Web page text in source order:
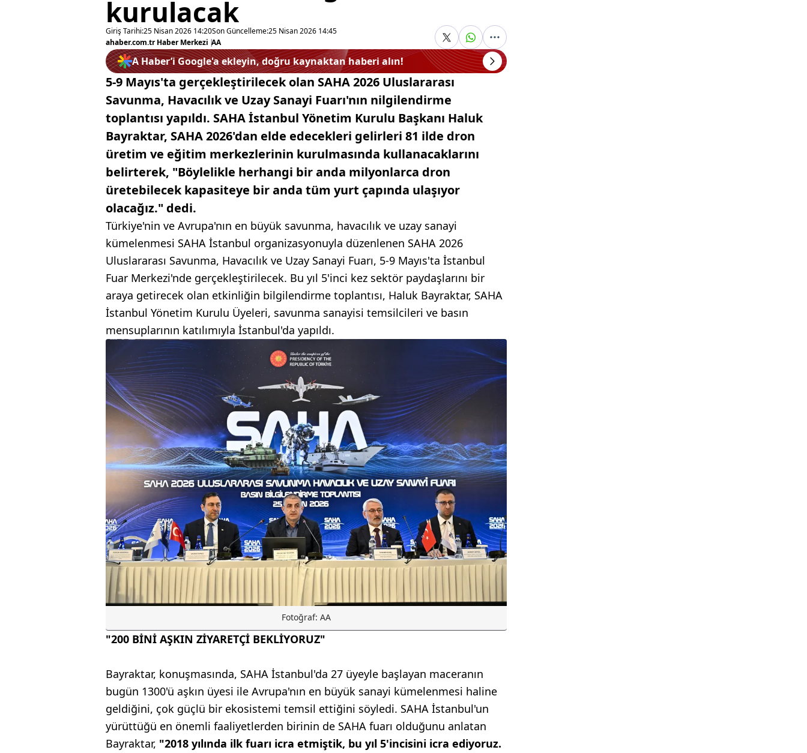
kurulacak
Giriş Tarihi:25 Nisan 2026 14:20Son Güncelleme:25 Nisan 2026 14:45
ahaber.com.tr Haber Merkezi |AA
A Haber’i Google'a ekleyin, doğru kaynaktan haberi alın!
5-9 Mayıs'ta gerçekleştirilecek olan SAHA 2026 Uluslararası
Savunma, Havacılık ve Uzay Sanayi Fuarı'nın nilgilendirme
toplantısı yapıldı. SAHA İstanbul Yönetim Kurulu Başkanı Haluk
Bayraktar, SAHA 2026'dan elde edecekleri gelirleri 81 ilde dron
üretim ve eğitim merkezlerinin kurulmasında kullanacaklarını
belirterek, "Böylelikle herhangi bir anda milyonlarca dron
üretebilecek kapasiteye bir anda tüm yurt çapında ulaşıyor
olacağız." dedi.
Türkiye'nin ve Avrupa'nın en büyük savunma, havacılık ve uzay sanayi
kümelenmesi SAHA İstanbul organizasyonuyla düzenlenen SAHA 2026
Uluslararası Savunma, Havacılık ve Uzay Sanayi Fuarı, 5-9 Mayıs'ta İstanbul
Fuar Merkezi'nde gerçekleştirilecek. Bu yıl 5'inci kez sektör paydaşlarını bir
araya getirecek olan etkinliğin bilgilendirme toplantısı, Haluk Bayraktar, SAHA
İstanbul Yönetim Kurulu Üyeleri, savunma sanayisi temsilcileri ve basın
mensuplarının katılımıyla İstanbul'da yapıldı.
Fotoğraf: AA
"200 BİNİ AŞKIN ZİYARETÇİ BEKLİYORUZ"
Bayraktar, konuşmasında, SAHA İstanbul'da 27 üyeyle başlayan maceranın
bugün 1300'ü aşkın üyesi ile Avrupa'nın en büyük sanayi kümelenmesi haline
geldiğini, çok güçlü bir ekosistemi temsil ettiğini söyledi. SAHA İstanbul'un
yürüttüğü en önemli faaliyetlerden birinin de SAHA fuarı olduğunu anlatan
Bayraktar, "2018 yılında ilk fuarı icra etmiştik, bu yıl 5'incisini icra ediyoruz.